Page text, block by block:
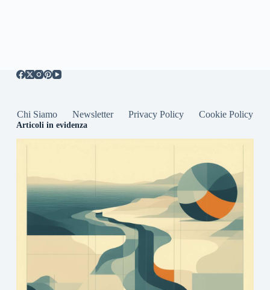
Chi Siamo Newsletter Privacy Policy Cookie Policy
Articoli in evidenza